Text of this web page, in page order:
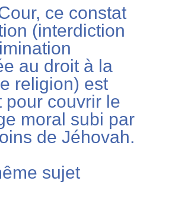
ce constat
(interdiction
au droit à la
religion) est
pour couvrir le
moral subi par
de Jéhovah.
sujet